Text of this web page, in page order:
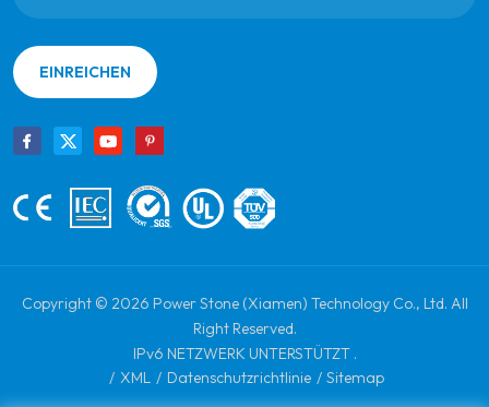
EINREICHEN
Copyright © 2026 Power Stone (Xiamen) Technology Co., Ltd. All
Right Reserved.
IPv6 NETZWERK UNTERSTÜTZT .
/ XML / Datenschutzrichtlinie / Sitemap